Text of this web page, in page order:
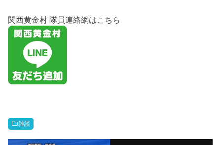
関西黄金村 隊員連絡網はこちら
雑談